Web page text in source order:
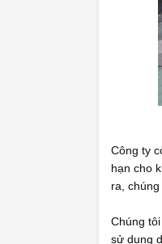
Công ty
hạn cho
ra,
Chúng
sử dụng